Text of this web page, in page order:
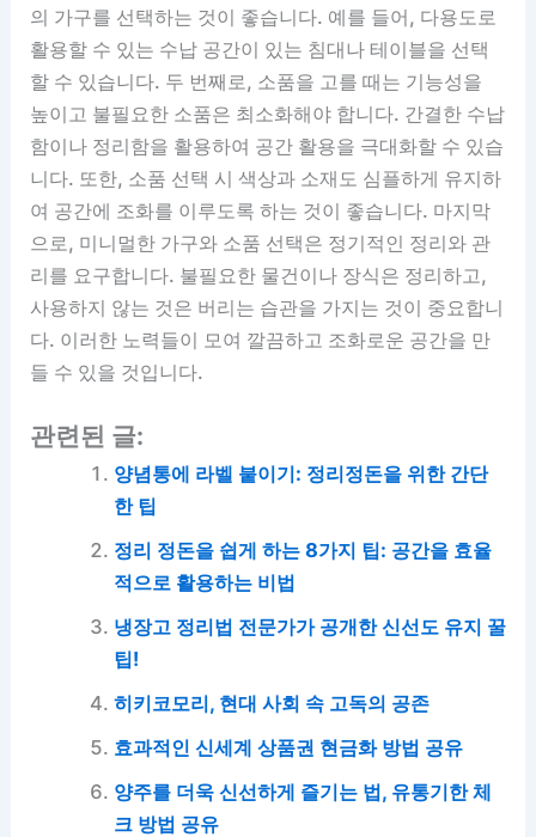
의 가구를 선택하는 것이 좋습니다. 예를 들어, 다용도로
활용할 수 있는 수납 공간이 있는 침대나 테이블을 선택
할 수 있습니다. 두 번째로, 소품을 고를 때는 기능성을
높이고 불필요한 소품은 최소화해야 합니다. 간결한 수납
함이나 정리함을 활용하여 공간 활용을 극대화할 수 있습
니다. 또한, 소품 선택 시 색상과 소재도 심플하게 유지하
여 공간에 조화를 이루도록 하는 것이 좋습니다. 마지막
으로, 미니멀한 가구와 소품 선택은 정기적인 정리와 관
리를 요구합니다. 불필요한 물건이나 장식은 정리하고,
사용하지 않는 것은 버리는 습관을 가지는 것이 중요합니
다. 이러한 노력들이 모여 깔끔하고 조화로운 공간을 만
들 수 있을 것입니다.
관련된 글:
양념통에 라벨 붙이기: 정리정돈을 위한 간단
한 팁
정리 정돈을 쉽게 하는 8가지 팁: 공간을 효율
적으로 활용하는 비법
냉장고 정리법 전문가가 공개한 신선도 유지 꿀
팁!
히키코모리, 현대 사회 속 고독의 공존
효과적인 신세계 상품권 현금화 방법 공유
양주를 더욱 신선하게 즐기는 법, 유통기한 체
크 방법 공유